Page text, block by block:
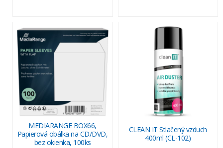
MEDIARANGE BOX66,
Papierová obálka na CD/DVD,
bez okienka, 100ks
CLEAN IT Stlačený vzduch
400ml (CL-102)